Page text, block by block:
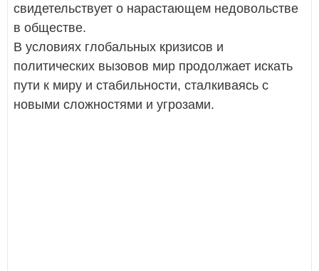
свидетельствует о нарастающем недовольстве
в обществе.
В условиях глобальных кризисов и
политических вызовов мир продолжает искать
пути к миру и стабильности, сталкиваясь с
новыми сложностями и угрозами.